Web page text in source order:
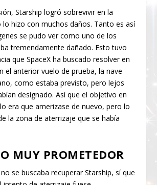
Starship logró sobrevivir en la
lo hizo con muchos daños. Tanto es así
se pudo ver como uno de los
tremendamente dañado. Esto tuvo
que SpaceX ha buscado resolver en
el anterior vuelo de prueba, la nave
como estaba previsto, pero lejos
designado. Así que el objetivo en
era que amerizase de nuevo, pero lo
la zona de aterrizaje que se había
MUY PROMETEDOR
se buscaba recuperar Starship, sí que